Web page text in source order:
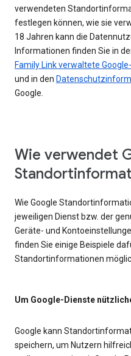
verwendeten
festlegen können, wie sie
18 Jahren kann die
Informationen finden Sie in
Family Link verwaltete
und in den
Google.
Wie verwendet
Wie Google
jeweiligen Dienst bzw. der
Geräte- und
finden Sie einige Beispiele
Standortinformationen
Um Google-Dienste
Google kann
speichern, um Nutzern